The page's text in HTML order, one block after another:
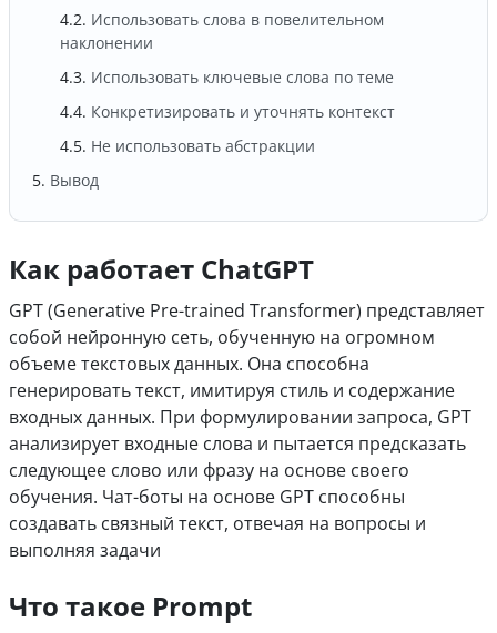
Использовать слова в повелительном
наклонении
Использовать ключевые слова по теме
Конкретизировать и уточнять контекст
Не использовать абстракции
Вывод
Как работает ChatGPT
GPT (Generative Pre-trained Transformer) представляет
собой нейронную сеть, обученную на огромном
объеме текстовых данных. Она способна
генерировать текст, имитируя стиль и содержание
входных данных. При формулировании запроса, GPT
анализирует входные слова и пытается предсказать
следующее слово или фразу на основе своего
обучения. Чат-боты на основе GPT способны
создавать связный текст, отвечая на вопросы и
выполняя задачи
Что такое Prompt